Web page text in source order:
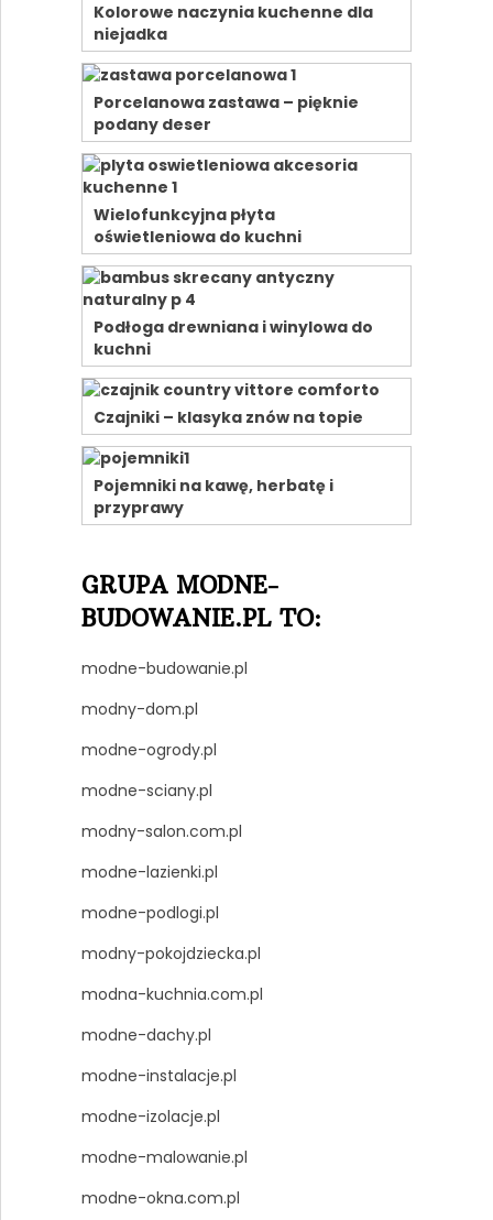
Kolorowe naczynia kuchenne dla
niejadka
Porcelanowa zastawa – pięknie
podany deser
Wielofunkcyjna płyta
oświetleniowa do kuchni
Podłoga drewniana i winylowa do
kuchni
Czajniki – klasyka znów na topie
Pojemniki na kawę, herbatę i
przyprawy
GRUPA MODNE-
BUDOWANIE.PL TO:
modne-budowanie.pl
modny-dom.pl
modne-ogrody.pl
modne-sciany.pl
modny-salon.com.pl
modne-lazienki.pl
modne-podlogi.pl
modny-pokojdziecka.pl
modna-kuchnia.com.pl
modne-dachy.pl
modne-instalacje.pl
modne-izolacje.pl
modne-malowanie.pl
modne-okna.com.pl